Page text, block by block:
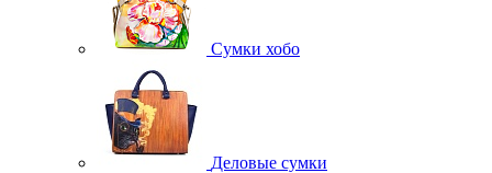
Сумки хобо
Деловые сумки